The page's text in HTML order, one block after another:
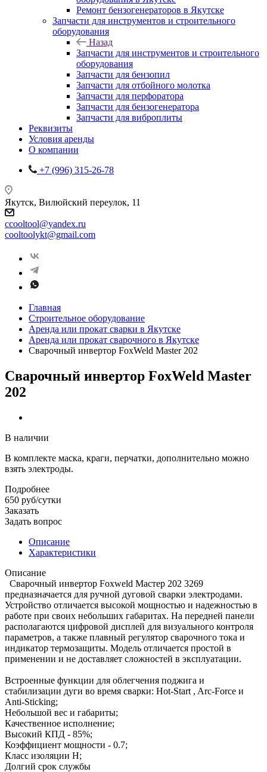
Ремонт бензогенераторов в Якутске
Запчасти для инструментов и строительного
оборудования
Назад
Запчасти для инструментов и строительного
оборудования
Запчасти для бензопил
Запчасти для отбойного молотка
Запчасти для перфоратора
Запчасти для бензогенератора
Запчасти для виброплиты
Реквизиты
Условия аренды
О компании
+7 (996) 315-26-78
Якутск, Вилюйский переулок, 11
ccooltool@yandex.ru
cooltoolykt@gmail.com
Главная
Строительное оборудование
Аренда или прокат сварки в Якутске
Аренда или прокат сварочного в Якутске
Сварочный инвертор FoxWeld Master 202
Сварочный инвертор FoxWeld Master
202
В наличии
В комплекте маска, краги, перчатки, дополнительно можно
взять электроды.
Подробнее
650 руб/сутки
Заказать
Задать вопрос
Описание
Характеристики
Описание
Сварочный инвертор Foxweld Мастер 202 3269
предназначается для ручной дуговой сварки электродами.
Устройство отличается высокой мощностью и надежностью в
работе при своих небольших габаритах. На передней панели
располагаются цифровой дисплей для визуального контроля
параметров, а также плавный регулятор сварочного тока и
индикатор термозащиты. Модель отличается простой в
применении и не доставляет сложностей в эксплуатации.
Встроенные функции для облегчения поджига и
стабилизации дуги во время сварки: Hot-Start , Arc-Force и
Anti-Sticking;
Небольшой вес и габариты;
Качественное исполнение;
Высокий КПД - 85%;
Коэффициент мощности - 0.7;
Класс изоляции Н;
Долгий срок службы